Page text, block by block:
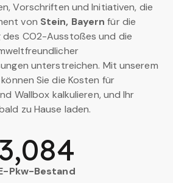
Vorschriften und Initiativen, die
von Stein, Bayern für die
des CO2-Ausstoßes und die
unterstreichen. Mit unserem
können Sie die Kosten für
Wallbox kalkulieren, und Ihr
zu Hause laden.
Pkw-Bestand